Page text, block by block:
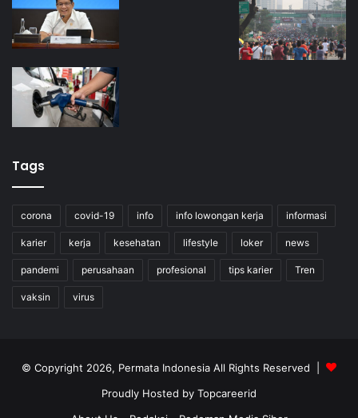
Tags
corona covid-19 info info lowongan kerja informasi
karier kerja kesehatan lifestyle loker news
pandemi perusahaan profesional tips karier Tren
vaksin virus
© Copyright 2026, Permata Indonesia All Rights Reserved |
Proudly Hosted by Topcareerid